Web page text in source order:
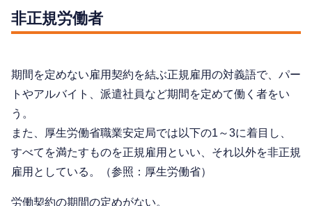
非正規労働者
期間を定めない雇用契約を結ぶ正規雇用の対義語で、パー
トやアルバイト、派遣社員など期間を定めて働く者をい
う。
また、厚生労働省職業安定局では以下の1～3に着目し、
すべてを満たすものを正規雇用といい、それ以外を非正規
雇用としている。（参照：厚生労働省）
労働契約の期間の定めがない。